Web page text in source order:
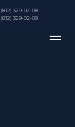
329-02-08
329-02-09